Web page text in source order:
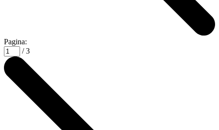
Pagina:
/ 3